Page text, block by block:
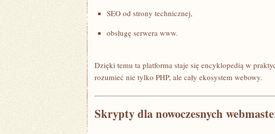
SEO od strony technicznej,
obsługę serwera www.
Dzięki temu ta platforma staje się encyklopedią w
rozumieć nie tylko PHP, ale cały ekosystem webowy.
Skrypty dla nowoczesnych